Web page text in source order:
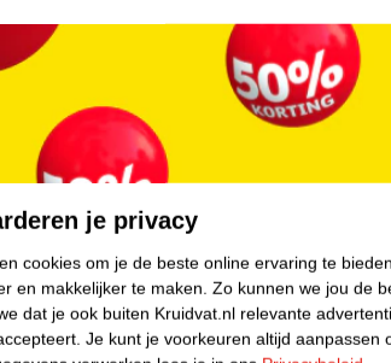
Oogmake-up
gebruik
tissue. Veeg voorzichtig over je oogleden
je privacy
cookies om je de beste online ervaring te
en makkelijker te maken. Zo kunnen we jou de
dat je ook buiten Kruidvat.nl relevante
Je kunt je voorkeuren altijd aanpassen